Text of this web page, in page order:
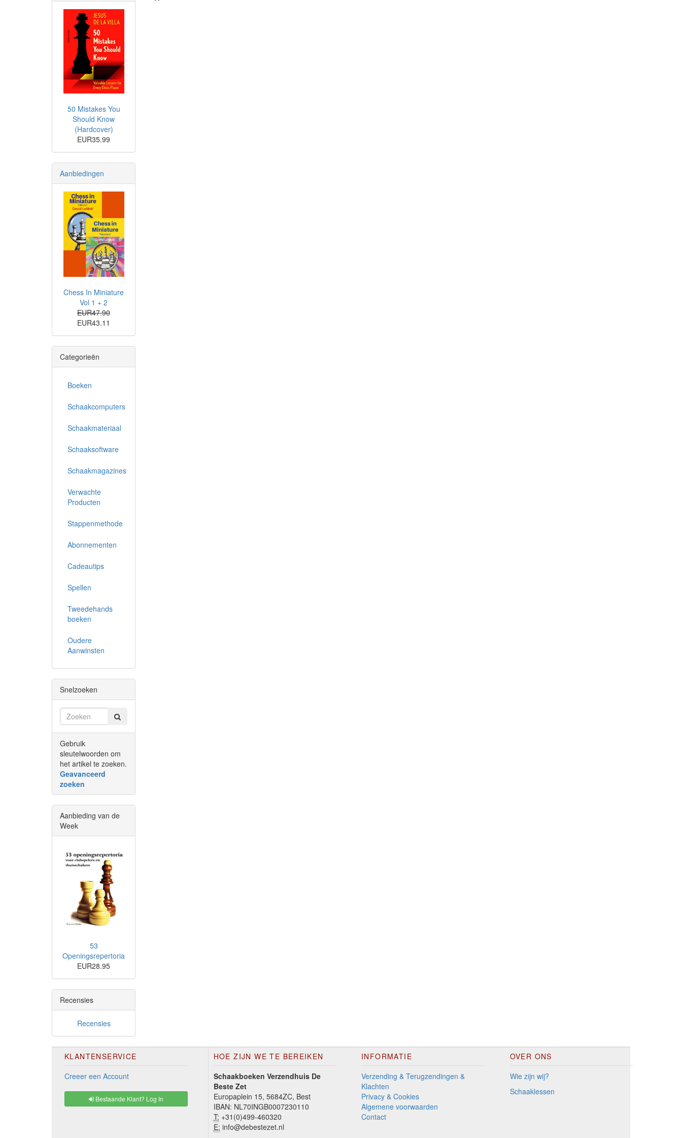
50 Mistakes You
Should Know
(Hardcover)
EUR35.99
Aanbiedingen
Chess In Miniature
Vol 1 + 2
EUR47.90
EUR43.11
Categorieën
Boeken
Schaakcomputers
Schaakmateriaal
Schaaksoftware
Schaakmagazines
Verwachte
Producten
Stappenmethode
Abonnementen
Cadeautips
Spellen
Tweedehands
boeken
Oudere
Aanwinsten
Snelzoeken
Gebruik
sleutelwoorden om
het artikel te zoeken.
Geavanceerd
zoeken
Aanbieding van de
Week
53
Openingsrepertoria
EUR28.95
Recensies
Recensies
KLANTENSERVICE
Creeer een Account
Bestaande Klant? Log In
HOE ZIJN WE TE BEREIKEN
Schaakboeken Verzendhuis De
Beste Zet
Europaplein 15, 5684ZC, Best
IBAN: NL70INGB0007230110
T: +31(0)499-460320
E: info@debestezet.nl
INFORMATIE
Verzending & Terugzendingen &
Klachten
Privacy & Cookies
Algemene voorwaarden
Contact
OVER ONS
Wie zijn wij?
Schaaklessen